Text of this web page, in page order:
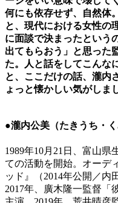
何にも依存せず、自然体
と、現代における女性の
に面談で決まったという
出てもらおう」と思った
た。人と話をしてこんな
と、ここだけの話、瀧内
ょっと懐かしい気がしま
●瀧内公美（たきうち・く
1989年10月21日、富山県
ての活動を開始。オーデ
ッド』（2014年公開／内
2017年、廣木隆一監督「